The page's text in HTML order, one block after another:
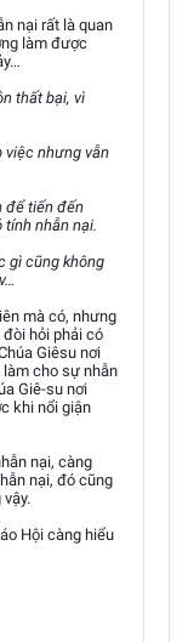
nại rất là quan
làm được
thất bại, vì
việc nhưng vẫn
để tiến đến
tính nhẫn nại.
gì cũng không
mà có, nhưng
đòi hỏi phải có
Giêsu nơi
cho sự nhẫn
Giê-su nơi
khi nổi giận
nại, càng
nại, đó cũng
Hội càng hiểu